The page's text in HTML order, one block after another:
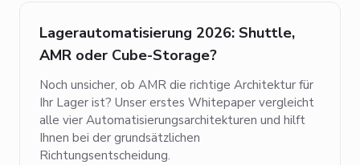
Lagerautomatisierung 2026: Shuttle,
AMR oder Cube-Storage?
Noch unsicher, ob AMR die richtige Architektur für
Ihr Lager ist? Unser erstes Whitepaper vergleicht
alle vier Automatisierungsarchitekturen und hilft
Ihnen bei der grundsätzlichen
Richtungsentscheidung.